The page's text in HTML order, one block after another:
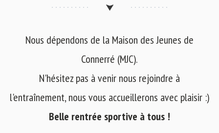
Nous dépendons de la Maison des Jeunes de
Connerré (MJC).
N'hésitez pas à venir nous rejoindre à
l'entraînement, nous vous accueillerons avec plaisir :)
Belle rentrée sportive à tous !